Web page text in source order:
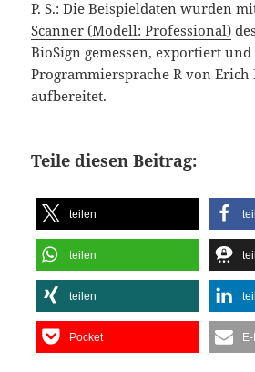
P. S.: Die Beispieldaten wurden
Scanner (Modell: Professional)
BioSign gemessen, exportiert
Programmiersprache R von Erich
aufbereitet.
Teile diesen Beitrag:
teilen
teilen
teilen
Pocket